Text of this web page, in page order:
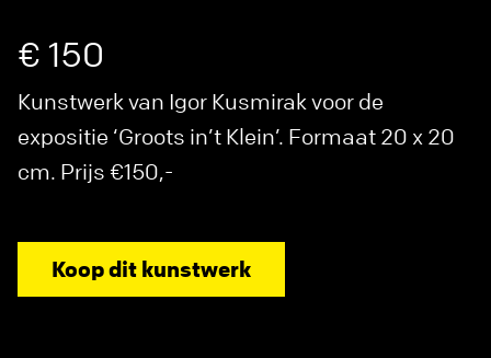
€ 150
Kunstwerk van Igor Kusmirak voor de
expositie ‘Groots in’t Klein’. Formaat 20 x 20
cm. Prijs €150,-
Koop dit kunstwerk